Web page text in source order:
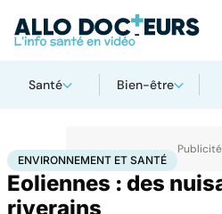
Santé Bien-être
AccueilBien-êtreEnvironnement et santé
ENVIRONNEMENT ET SANTÉ
Eoliennes : des
riverains